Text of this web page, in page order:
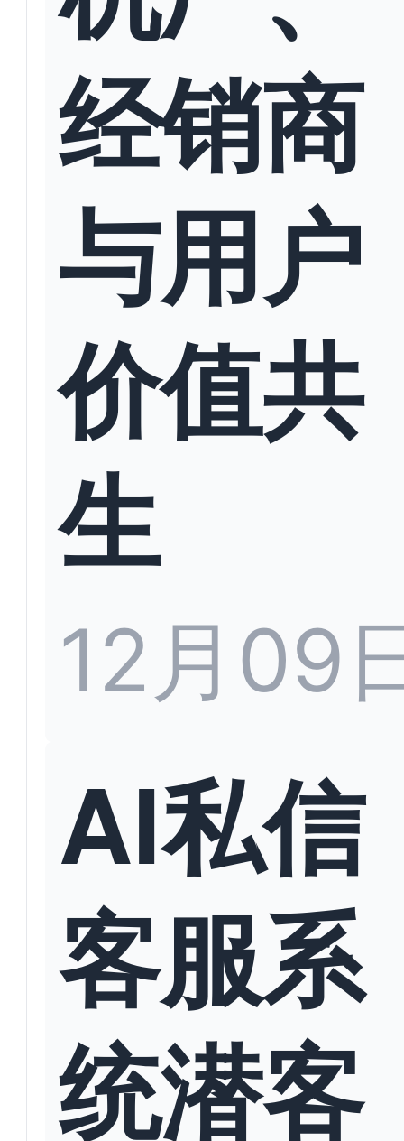
经销商
与用户
价值共
生
12月09
AI私信
客服系
统潜客